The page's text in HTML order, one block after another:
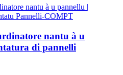
nantu à u
di pannelli